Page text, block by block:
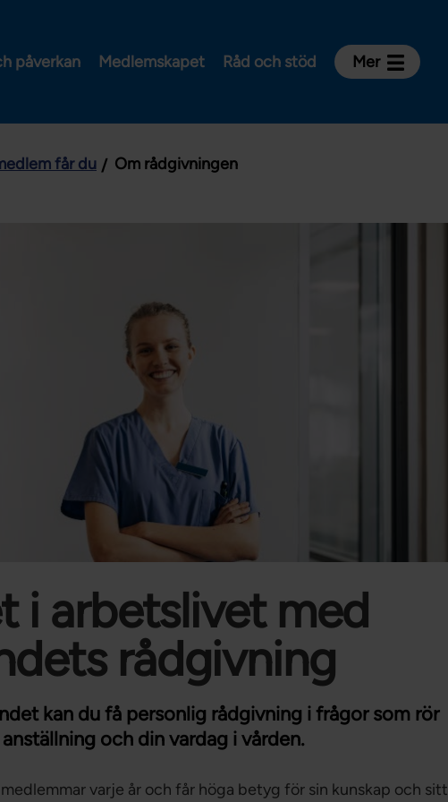
påverkan Medlemskapet Råd och stöd Mer
Om Vårdförbundet
Barnmorska
Röntgensjuksköterska
Biomedicinsk analytiker
Student
Chef
får du Om rådgivningen
i arbetslivet med
rådgivning
kan du få personlig rådgivning i frågor som rör
och din vardag i vården.
varje år och får höga betyg för sin kunskap och sitt